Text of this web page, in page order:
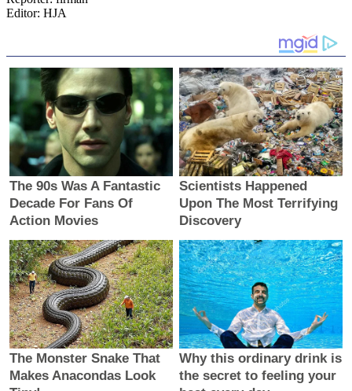
Editor: HJA